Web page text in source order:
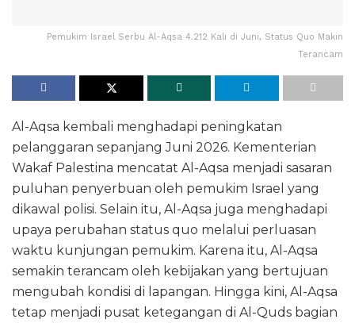
Pemukim Israel Serbu Al-Aqsa 4.212 Kali di Juni, Status Quo Makin
Terancam
Al-Aqsa kembali menghadapi peningkatan
pelanggaran sepanjang Juni 2026. Kementerian
Wakaf Palestina mencatat Al-Aqsa menjadi sasaran
puluhan penyerbuan oleh pemukim Israel yang
dikawal polisi. Selain itu, Al-Aqsa juga menghadapi
upaya perubahan status quo melalui perluasan
waktu kunjungan pemukim. Karena itu, Al-Aqsa
semakin terancam oleh kebijakan yang bertujuan
mengubah kondisi di lapangan. Hingga kini, Al-Aqsa
tetap menjadi pusat ketegangan di Al-Quds bagian